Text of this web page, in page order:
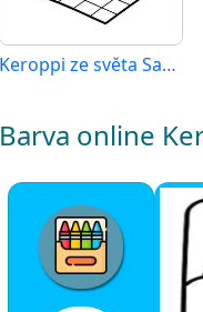
Keroppi ze světa Sanrio
Barva online